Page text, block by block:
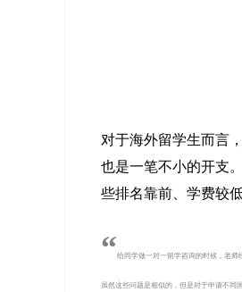
对于海外留学生而言
也是一笔不小的开支
些排名靠前、学费较
“给同学做一对一留学咨询的时候，老
虽然这些问题是相似的，但是对于申请不同